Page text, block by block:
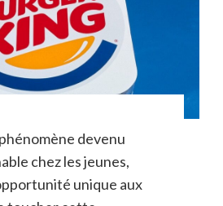
devenu
chez les jeunes,
unique aux